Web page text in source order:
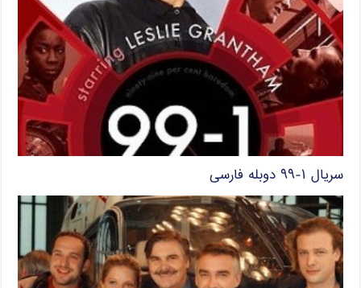
سریال ۱-۹۹ دوبله فارسی